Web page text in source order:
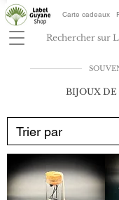
Carte cadeaux
BIJOUX DE